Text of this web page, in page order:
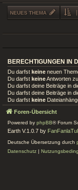
NEUES THEMA
BERECHTIGUNGEN IN
Du darfst keine neuen
Du darfst keineAntworten
Du darfst deine Beiträge in
Du darfst deine Beiträge in
Du darfst keine
Foren-Übersicht
Powered by phpBB® Forum
Earth V.1.0.7 by
Deutsche Übersetzung durch
Datenschutz |